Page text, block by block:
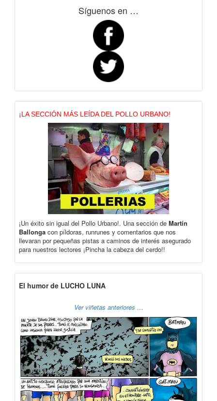
Síguenos en …
¡LA SECCIÓN MÁS LEÍDA DEL POLLO URBANO!
¡Un éxito sin igual del Pollo Urbano!. Una sección de Martín
Ballonga con píldoras, runrunes y comentarios que nos
llevaran por pequeñas pistas a caminos de interés asegurado
para nuestros lectores ¡Pincha la cabeza del cerdo!!
El humor de LUCHO LUNA
Ver viñetas anteriores …